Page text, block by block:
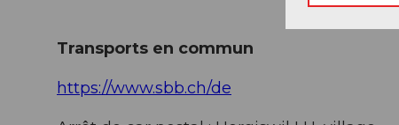
Transports en commun
https://www.sbb.ch/de